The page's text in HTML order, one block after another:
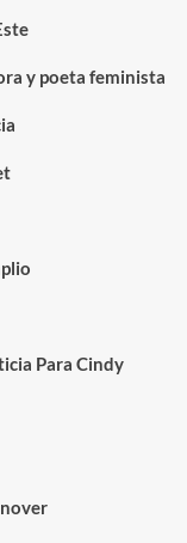
y poeta feminista
Para Cindy